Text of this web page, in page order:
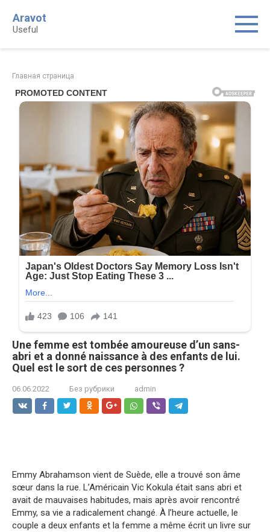
content
Aravot
Useful
Главная страница
Une femme est tombée amoureuse d’un sans-
abri et a donné naissance à des enfants de lui.
Quel est le sort de ces personnes ?
06.06.2022 Без рубрики admin
Emmy Abrahamson vient de Suède, elle a trouvé son âme
sœur dans la rue. L’Américain Vic Kokula était sans abri et
avait de mauvaises habitudes, mais après avoir rencontré
Emmy, sa vie a radicalement changé. À l’heure actuelle, le
couple a deux enfants et la femme a même écrit un livre sur